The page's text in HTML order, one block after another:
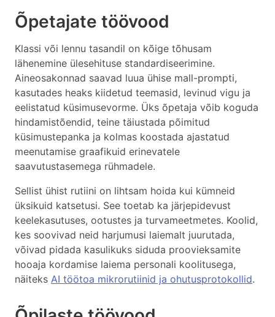
Õpetajate töövood
Klassi või lennu tasandil on kõige tõhusam
lähenemine ülesehituse standardiseerimine.
Aineosakonnad saavad luua ühise mall-prompti,
kasutades heaks kiidetud teemasid, levinud vigu ja
eelistatud küsimusevorme. Üks õpetaja võib koguda
hindamistõendid, teine täiustada põimitud
küsimustepanka ja kolmas koostada ajastatud
meenutamise graafikuid erinevatele
saavutustasemega rühmadele.
Sellist ühist rutiini on lihtsam hoida kui kümneid
üksikuid katsetusi. See toetab ka järjepidevust
keelekasutuses, ootustes ja turvameetmetes. Koolid,
kes soovivad neid harjumusi laiemalt juurutada,
võivad pidada kasulikuks siduda proovieksamite
hooaja kordamise laiema personali koolitusega,
näiteks AI töötoa mikrorutiinid ja ohutusprotokollid.